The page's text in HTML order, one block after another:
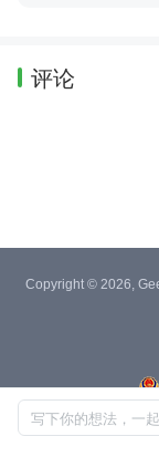
评论
写下你的想法，一
Copyright © 2026,